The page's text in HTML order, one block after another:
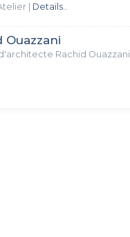
Details..
Ouazzani
Rachid Ouazzani